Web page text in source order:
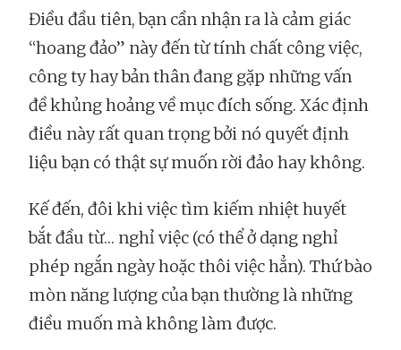
Điều đầu tiên, bạn cần nhận ra là cảm giác
“hoang đảo” này đến từ tính chất công việc,
công ty hay bản thân đang gặp những vấn
đề khủng hoảng về mục đích sống. Xác định
điều này rất quan trọng bởi nó quyết định
liệu bạn có thật sự muốn rời đảo hay không.
Kế đến, đôi khi việc tìm kiếm nhiệt huyết
bắt đầu từ… nghỉ việc (có thể ở dạng nghỉ
phép ngắn ngày hoặc thôi việc hẳn). Thứ bào
mòn năng lượng của bạn thường là những
điều muốn mà không làm được.